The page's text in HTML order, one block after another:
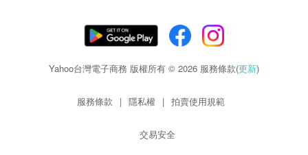
Yahoo台灣電子商務 版權所有 © 2026 服務條款(更新)
服務條款 | 隱私權 | 拍賣使用規範
交易安全